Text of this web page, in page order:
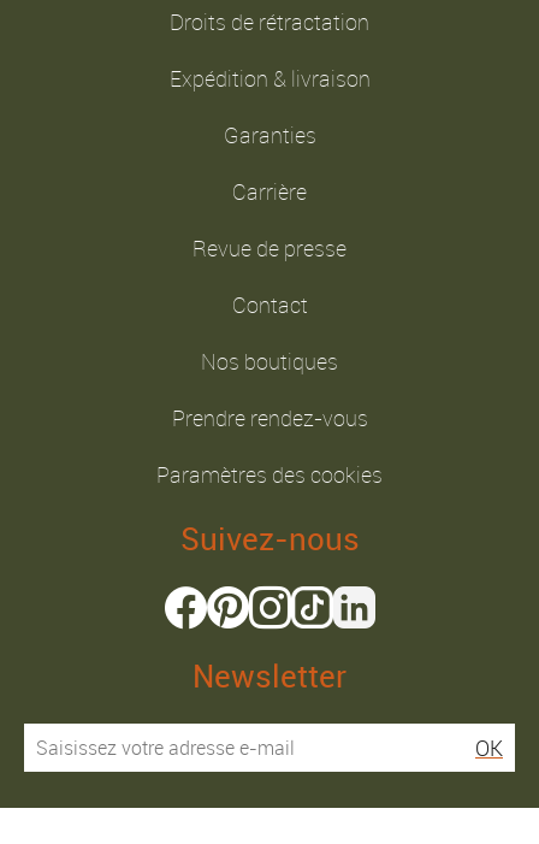
Droits de rétractation
Expédition & livraison
Garanties
Carrière
Revue de presse
Contact
Nos boutiques
Prendre rendez-vous
Paramètres des cookies
Suivez-nous
Newsletter
OK